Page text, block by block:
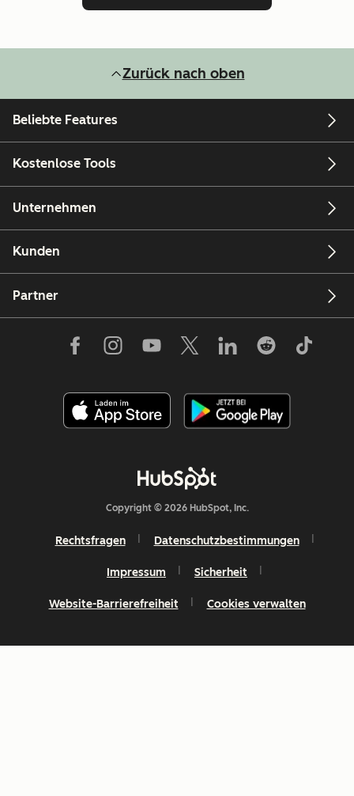
Zurück nach oben
Beliebte Features
Kostenlose Tools
Unternehmen
Kunden
Partner
Copyright © 2026 HubSpot, Inc.
Rechtsfragen Datenschutzbestimmungen
Impressum Sicherheit
Website-Barrierefreiheit Cookies verwalten